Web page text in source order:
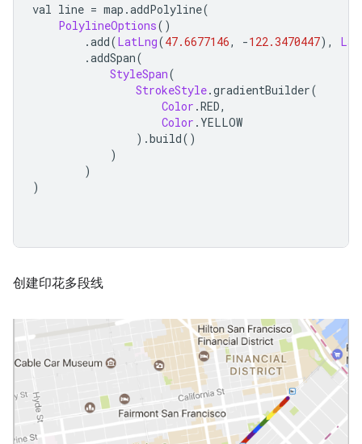
val line = map .addPolyline(
PolylineOptions()
.add(LatLng(47.6677146, -122.3470447),
.addSpan(
StyleSpan(
StrokeStyle.gradientBuilder(
Color .RED,
Color . YELLOW
).build()
)
)
)
创建印花多段线